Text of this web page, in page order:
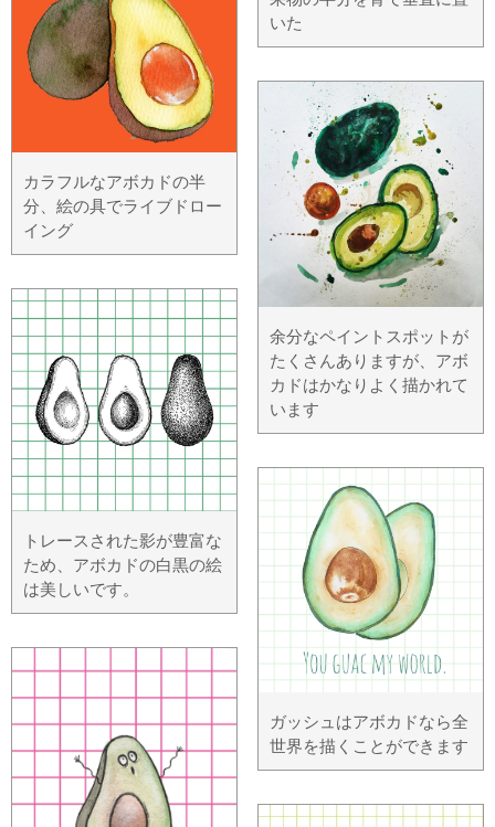
カラフルなアボカドの半
分、絵の具でライブドロー
イング
トレースされた影が豊富な
ため、アボカドの白黒の絵
は美しいです。
いた
余分なペイントスポットが
たくさんありますが、アボ
カドはかなりよく描かれて
います
ガッシュはアボカドなら全
世界を描くことができます